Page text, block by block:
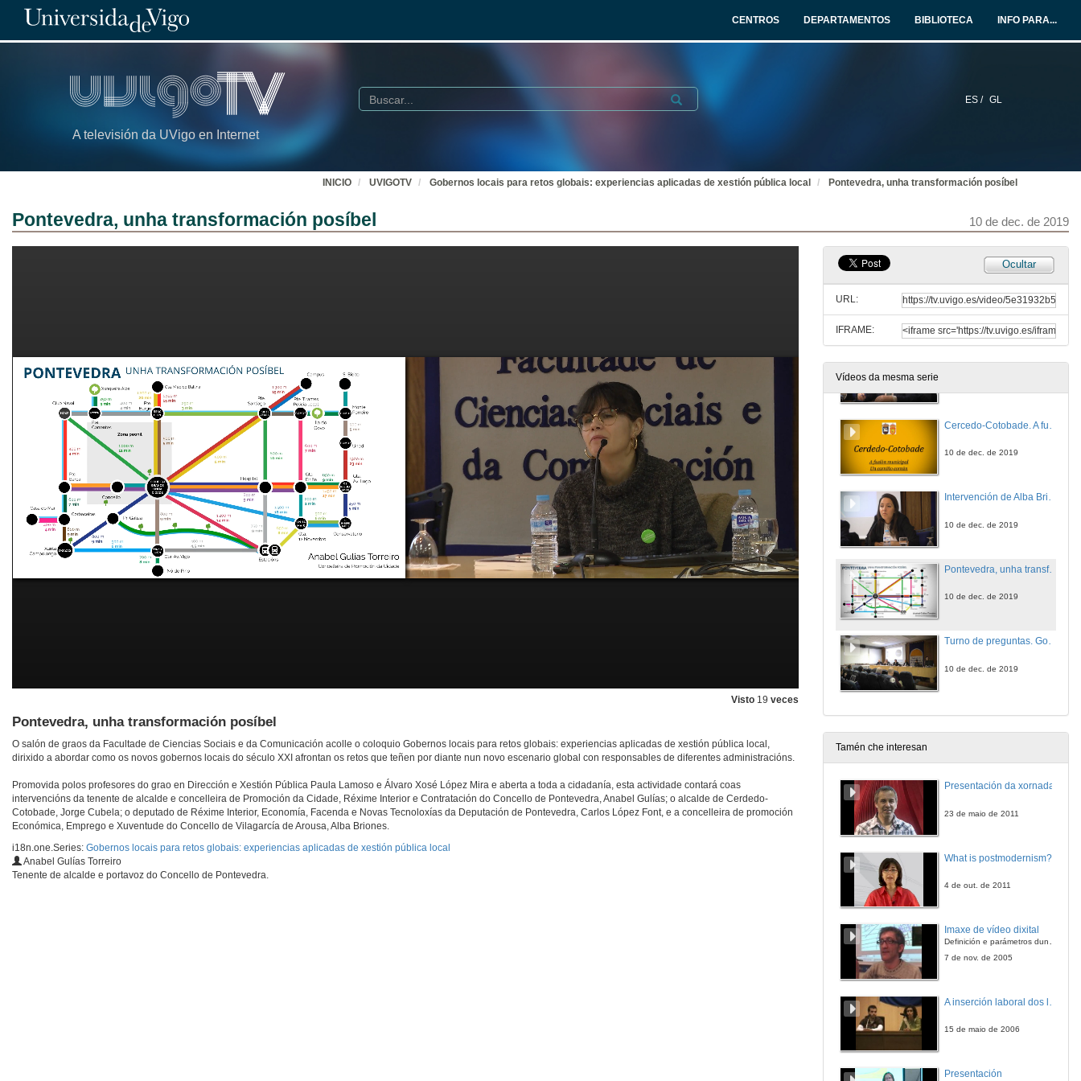
CENTROS DEPARTAMENTOS BIBLIOTECA INFO PARA...
A televisión da UVigo en Internet
ES / GL
Buscar Submit
INICIO UVIGOTV Gobernos locais para retos globais: experiencias aplicadas de xestión pública local Pontevedra, unha transformación posíbel
Pontevedra, unha transformación posíbel 10 de dec. de 2019
Visto 19 veces
Pontevedra, unha transformación posíbel
O salón de graos da Facultade de Ciencias Sociais e da Comunicación acolle o coloquio Gobernos locais para retos globais: experiencias aplicadas de xestión pública local,
dirixido a abordar como os novos gobernos locais do século XXI afrontan os retos que teñen por diante nun novo escenario global con responsables de diferentes administracións.
Promovida polos profesores do grao en Dirección e Xestión Pública Paula Lamoso e Álvaro Xosé López Mira e aberta a toda a cidadanía, esta actividade contará coas
intervencións da tenente de alcalde e concelleira de Promoción da Cidade, Réxime Interior e Contratación do Concello de Pontevedra, Anabel Gulías; o alcalde de Cerdedo-
Cotobade, Jorge Cubela; o deputado de Réxime Interior, Economía, Facenda e Novas Tecnoloxías da Deputación de Pontevedra, Carlos López Font, e a concelleira de promoción
Económica, Emprego e Xuventude do Concello de Vilagarcía de Arousa, Alba Briones.
i18n.one.Series: Gobernos locais para retos globais: experiencias aplicadas de xestión pública local
Anabel Gulías Torreiro
Tenente de alcalde e portavoz do Concello de Pontevedra.
Ocultar
URL:
IFRAME:
Vídeos da mesma serie
10 de dec. de 2019
10 de dec. de 2019
Intervención de Alba Briones
10 de dec. de 2019
Pontevedra, unha transformación posíbel
10 de dec. de 2019
Turno de preguntas. Gobernos locais para retos globais
10 de dec. de 2019
Tamén che interesan
Presentación da xornada
23 de maio de 2011
What is postmodernism?
4 de out. de 2011
Imaxe de vídeo dixital
Definición e parámetros dunha imaxe dixital. Resolución e Aspecto. Profundidade da cor. Compresión. Frame por segundo. Entrelazado. Campos, cadros
7 de nov. de 2005
15 de maio de 2006
Presentación